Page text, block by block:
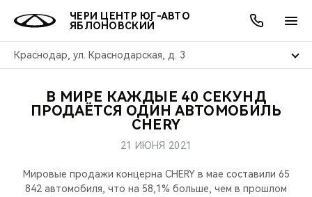
ЧЕРИ ЦЕНТР ЮГ-АВТО
ЯБЛОНОВСКИЙ
Краснодар, ул. Краснодарская, д. 3
МОДЕЛИ
КРОССОВЕРЫ
ПОКУПАТЕЛЯМ
КРЕДИТ И СТРАХОВАНИЕ
ВЛАДЕЛЬЦАМ
ЗАПЧАСТИ И АКСЕССУАРЫ
МИР CHERY
О БРЕНДЕ
АКЦИИ
ОНЛАЙН СЕРВИСЫ
КРЕДИТ
О КОМПАНИИ
МЫ В СОЦСЕТЯХ
В МИРЕ КАЖДЫЕ 40 СЕКУНД
ПРОДАЁТСЯ ОДИН АВТОМОБИЛЬ
CHERY
21 ИЮНЯ 2021
Мировые продажи концерна CHERY в мае составили 65
842 автомобиля, что на 58,1% больше, чем в прошлом